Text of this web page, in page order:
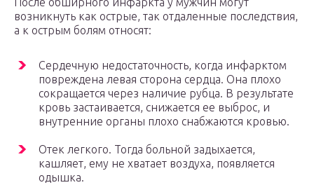
возникнуть как острые, так отдаленные последствия,
а к острым болям относят:
Сердечную недостаточность, когда инфарктом
повреждена левая сторона сердца. Она плохо
сокращается через наличие рубца. В результате
кровь застаивается, снижается ее выброс, и
внутренние органы плохо снабжаются кровью.
Отек легкого. Тогда больной задыхается,
кашляет, ему не хватает воздуха, появляется
одышка.